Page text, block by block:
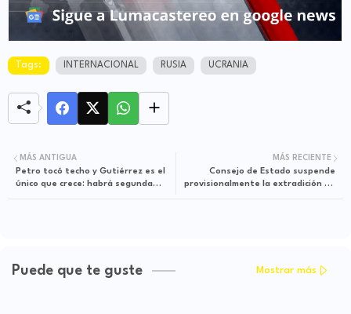
Tags: INTERNACIONAL RUSIA UCRANIA
MÁS RECIENTE
Consejo de Estado suspende
provisionalmente la extradición de
MÁS ANTIGUA
Petro tocó techo y Gutiérrez es el
único que crece: habrá segunda
Puede que te guste Mostrar más